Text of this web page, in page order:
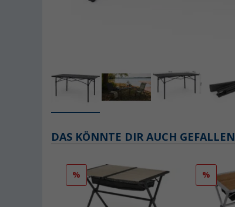
DAS KÖNNTE DIR AUCH GEFALLEN
% %